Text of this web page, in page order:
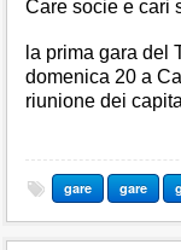
Care socie e cari
la prima gara del
domenica 20 a
riunione dei
gare gare